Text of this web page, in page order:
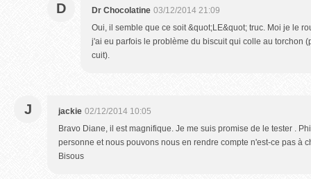
D Dr Chocolatine 03/12/2014 21:09
Oui, il semble que ce soit &quot;LE&quot; truc. Moi je le
j'ai eu parfois le problème du biscuit qui colle au torchon
cuit).
J jackie 02/12/2014 10:05
Bravo Diane, il est magnifique. Je me suis promise de le tester .
personne et nous pouvons nous en rendre compte n'est-ce pas à
Bisous